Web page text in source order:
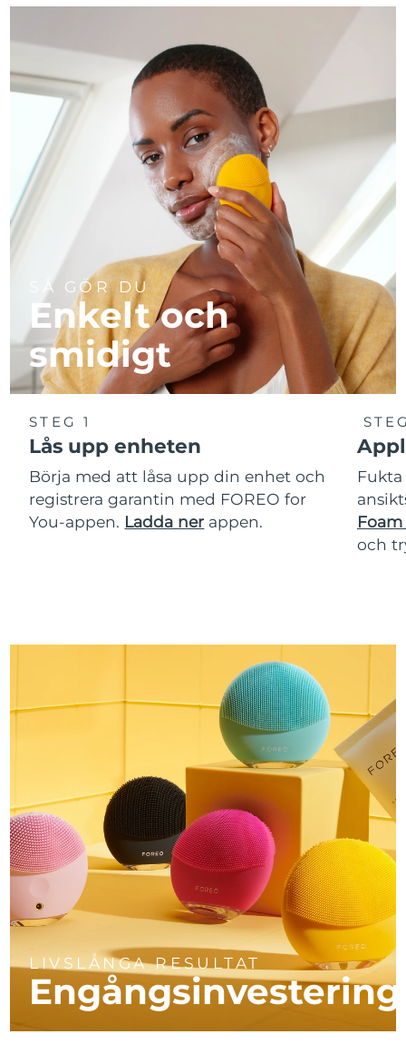
SÅ GÖR DU
Enkelt och
smidigt
STEG 1
Lås upp enheten
Börja med att låsa upp din enhet och
registrera garantin med FOREO for
You-appen. Ladda ner appen.
Foam
och
LIVSLÅNGA RESULTAT
Engångsinvestering